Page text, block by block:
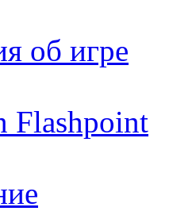
об игре
Flashpoint